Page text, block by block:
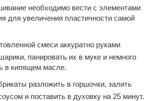
необходимо вести с элементами
для увеличения пластичности самой
смеси аккуратно руками
панировать их в муке и немного
в кипящем масле.
разложить в горшочки, залить
и поставить в духовку на 25 минут.